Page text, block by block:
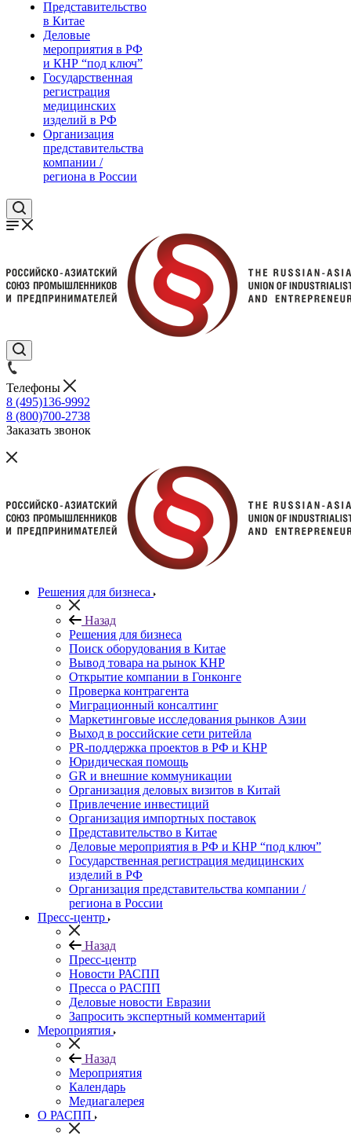
Представительство
в Китае
Деловые
мероприятия в РФ
и КНР “под ключ”
Государственная
регистрация
медицинских
изделий в РФ
Организация
представительства
компании /
региона в России
Телефоны
8 (495)136-9992
8 (800)700-2738
Заказать звонок
Решения для бизнеса
Назад
Решения для бизнеса
Поиск оборудования в Китае
Вывод товара на рынок КНР
Открытие компании в Гонконге
Проверка контрагента
Миграционный консалтинг
Маркетинговые исследования рынков Азии
Выход в российские сети ритейла
PR-поддержка проектов в РФ и КНР
Юридическая помощь
GR и внешние коммуникации
Организация деловых визитов в Китай
Привлечение инвестиций
Организация импортных поставок
Представительство в Китае
Деловые мероприятия в РФ и КНР “под ключ”
Государственная регистрация медицинских
изделий в РФ
Организация представительства компании /
региона в России
Пресс-центр
Назад
Пресс-центр
Новости РАСПП
Пресса о РАСПП
Деловые новости Евразии
Запросить экспертный комментарий
Мероприятия
Назад
Мероприятия
Календарь
Медиагалерея
О РАСПП